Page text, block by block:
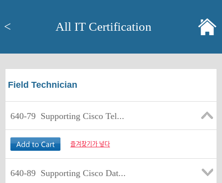
< All IT Certification
Field Technician
640-79 Supporting Cisco Tel...
즐겨찾기가 넣다
640-89 Supporting Cisco Dat...